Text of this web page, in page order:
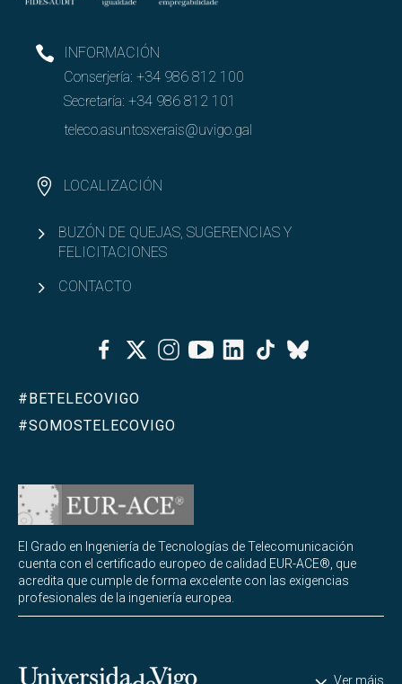
INFORMACIÓN
Conserjería: +34 986 812 100
Secretaría: +34 986 812 101
teleco.asuntosxerais@uvigo.gal
LOCALIZACIÓN
BUZÓN DE QUEJAS, SUGERENCIAS Y
FELICITACIONES
CONTACTO
FacebookTwitterInstagramYoutubeLinkedinTiktok
Bluesky
#BETELECOVIGO
#SOMOSTELECOVIGO
El Grado en Ingeniería de Tecnologías de Telecomunicación
cuenta con el certificado europeo de calidad EUR-ACE®, que
acredita que cumple de forma excelente con las exigencias
profesionales de la ingeniería europea.
Universidade de Vigo Ver máis